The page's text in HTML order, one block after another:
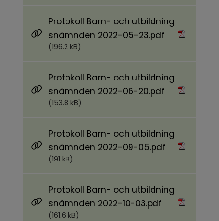
Protokoll Barn- och utbildning
snämnden 2022-05-23.pdf Pdf, 196.2 kB.
(196.2 kB)
Protokoll Barn- och utbildning
snämnden 2022-06-20.pdf Pdf, 153.8 kB.
(153.8 kB)
Protokoll Barn- och utbildning
snämnden 2022-09-05.pdf Pdf, 191 kB.
(191 kB)
Protokoll Barn- och utbildning
snämnden 2022-10-03.pdf Pdf, 161.6 kB.
(161.6 kB)